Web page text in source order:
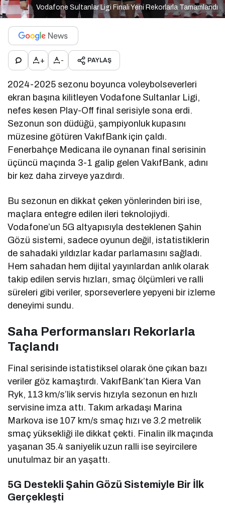
Vodafone Sultanlar Ligi Finali Yeni Rekorlarla Tamamlandı
+ - PAYLAŞ
2024-2025 sezonu boyunca voleybolseverleri
ekran başına kilitleyen Vodafone Sultanlar Ligi,
nefes kesen Play-Off final serisiyle sona erdi.
Sezonun son düdüğü, şampiyonluk kupasını
müzesine götüren VakıfBank için çaldı.
Fenerbahçe Medicana ile oynanan final serisinin
üçüncü maçında 3-1 galip gelen VakıfBank, adını
bir kez daha zirveye yazdırdı.
Bu sezonun en dikkat çeken yönlerinden biri ise,
maçlara entegre edilen ileri teknolojiydi.
Vodafone’un 5G altyapısıyla desteklenen Şahin
Gözü sistemi, sadece oyunun değil, istatistiklerin
de sahadaki yıldızlar kadar parlamasını sağladı.
Hem sahadan hem dijital yayınlardan anlık olarak
takip edilen servis hızları, smaç ölçümleri ve ralli
süreleri gibi veriler, sporseverlere yepyeni bir izleme
deneyimi sundu.
Saha Performansları Rekorlarla
Taçlandı
Final serisinde istatistiksel olarak öne çıkan bazı
veriler göz kamaştırdı. VakıfBank’tan Kiera Van
Ryk, 113 km/s’lik servis hızıyla sezonun en hızlı
servisine imza attı. Takım arkadaşı Marina
Markova ise 107 km/s smaç hızı ve 3.2 metrelik
smaç yüksekliği ile dikkat çekti. Finalin ilk maçında
yaşanan 35.4 saniyelik uzun ralli ise seyircilere
unutulmaz bir an yaşattı.
5G Destekli Şahin Gözü Sistemiyle Bir İlk
Gerçekleşti